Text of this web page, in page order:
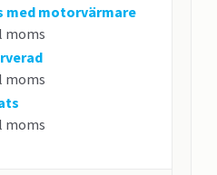
med motorvärmare
moms
moms
moms